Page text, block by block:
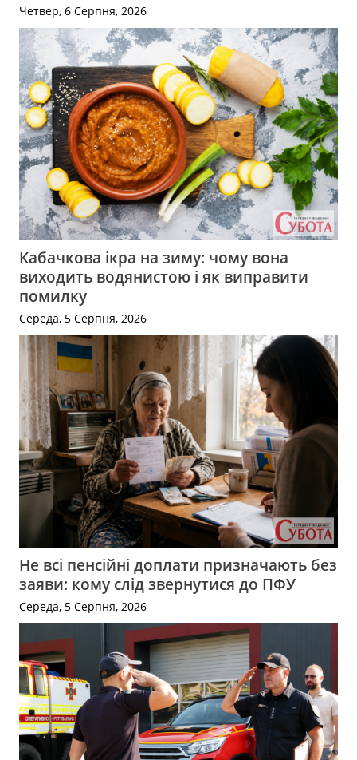
Четвер, 6 Серпня, 2026
Кабачкова ікра на зиму: чому вона
виходить водянистою і як виправити
помилку
Середа, 5 Серпня, 2026
Не всі пенсійні доплати призначають без
заяви: кому слід звернутися до ПФУ
Середа, 5 Серпня, 2026